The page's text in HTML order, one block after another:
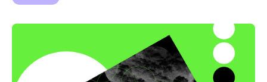
Mentor, expert en Leadership, co-Fondateur de